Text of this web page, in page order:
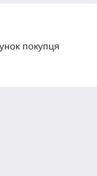
покупця